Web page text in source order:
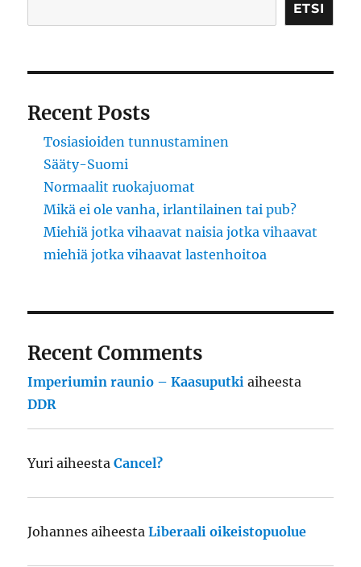
ETSI
Recent Posts
Tosiasioiden tunnustaminen
Sääty-Suomi
Normaalit ruokajuomat
Mikä ei ole vanha, irlantilainen tai pub?
Miehiä jotka vihaavat naisia jotka vihaavat
miehiä jotka vihaavat lastenhoitoa
Recent Comments
Imperiumin raunio – Kaasuputki aiheesta
DDR
Yuri aiheestaCancel?
Johannes aiheestaLiberaali oikeistopuolue